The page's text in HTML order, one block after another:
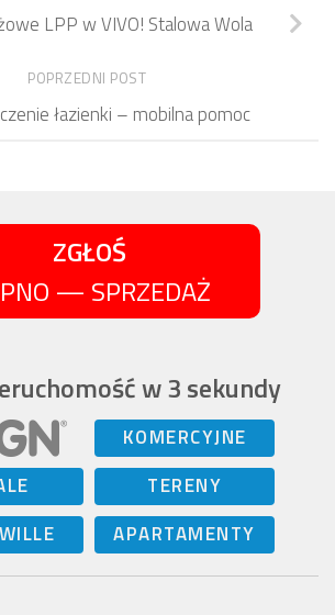
LPP w VIVO! Stalowa Wola
POPRZEDNI POST
łazienki – mobilna pomoc
ZGŁOŚ
— SPRZEDAŻ
w 3 sekundy
KOMERCYJNE
TERENY
APARTAMENTY